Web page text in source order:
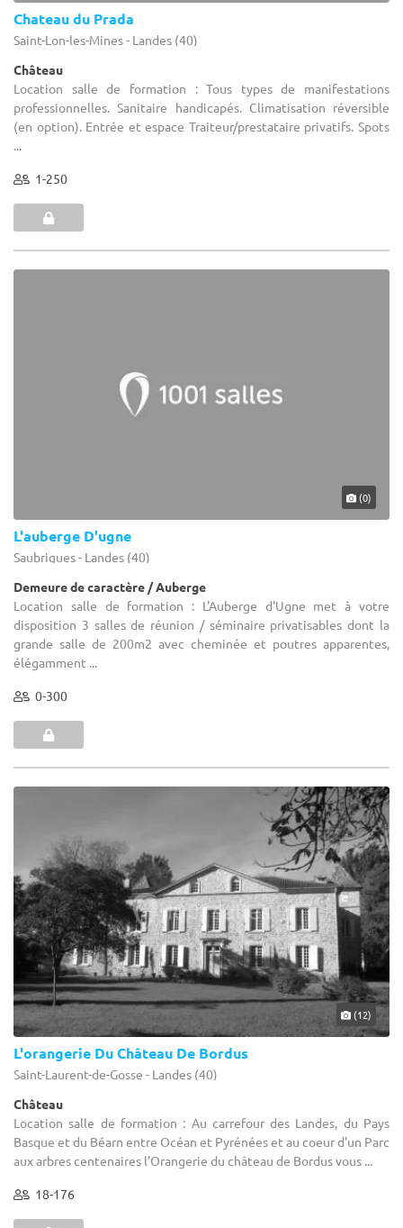
Chateau du Prada
Saint-Lon-les-Mines - Landes (40)
Château
Location salle de formation : Tous types de manifestations
professionnelles. Sanitaire handicapés. Climatisation réversible
(en option). Entrée et espace Traiteur/prestataire privatifs. Spots
...
1-250
(0)
L'auberge D'ugne
Saubrigues - Landes (40)
Demeure de caractère / Auberge
Location salle de formation : L'Auberge d'Ugne met à votre
disposition 3 salles de réunion / séminaire privatisables dont la
grande salle de 200m2 avec cheminée et poutres apparentes,
élégamment ...
0-300
(12)
L'orangerie Du Château De Bordus
Saint-Laurent-de-Gosse - Landes (40)
Château
Location salle de formation : Au carrefour des Landes, du Pays
Basque et du Béarn entre Océan et Pyrénées et au coeur d'un Parc
aux arbres centenaires l’Orangerie du château de Bordus vous ...
18-176